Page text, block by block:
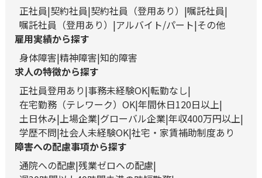
正社員 契約社員 契約社員（登用あり）
嘱託社員
嘱託社員（登用あり）
アルバイト/パート その他
雇用実績から探す
身体障害 精神障害 知的障害
求人の特徴から探す
正社員登用あり 事務未経験OK 転勤なし
在宅勤務（テレワーク）OK 年間休日120日以上
土日休み 上場企業 グローバル企業 年収400万円以上
学歴不問 社会人未経験OK 社宅・家賃補助制度あり
障害への配慮事項から探す
通院への配慮 残業ゼロへの配慮